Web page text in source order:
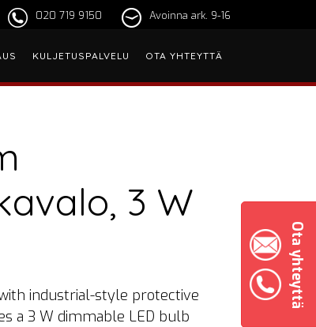
Ota yhteyttä
Avoinna ark. 9-16
020 719 9150
KULJETUSPALVELU OTA YHTEYTTÄ
3 W
industrial-style protective
a 3 W dimmable LED bulb